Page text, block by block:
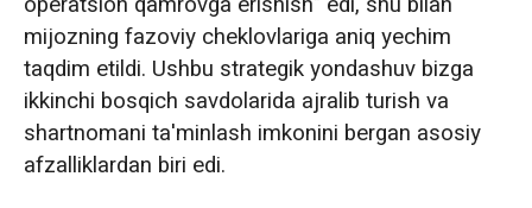
mijozning fazoviy cheklovlariga aniq yechim
taqdim etildi. Ushbu strategik yondashuv bizga
ikkinchi bosqich savdolarida ajralib turish va
shartnomani ta'minlash imkonini bergan asosiy
afzalliklardan biri edi.